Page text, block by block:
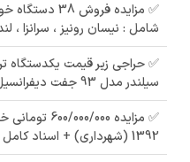
✅ مزایده
شامل : نیسان رونیز ، سرانزا ،
سیلندر مدل 93 جفت دیفرانسیل (مصادره ای دولت)
1392 (شهرداری) + اسناد کامل دستگاه ها